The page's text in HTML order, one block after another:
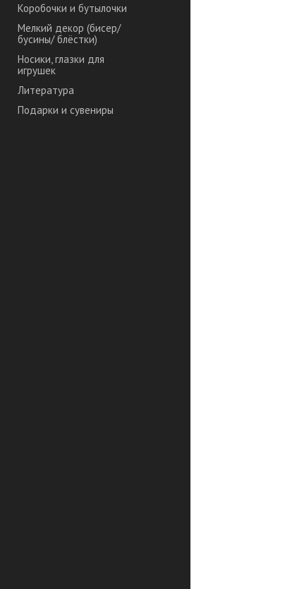
Коробочки и бутылочки
Мелкий декор (бисер/
бусины/ блёстки)
Носики, глазки для
игрушек
Литература
Подарки и сувениры